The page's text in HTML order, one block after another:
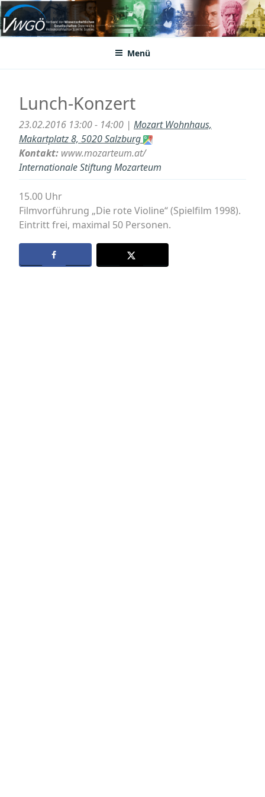
Zum
Inhalt
springenVWGÖ
Federation of Austrian Scientific Societies
Menü
Lunch-Konzert
23.02.2016 13:00 - 14:00 | Mozart Wohnhaus,
Makartplatz 8, 5020 Salzburg
Kontakt: www.mozarteum.at/
Internationale Stiftung Mozarteum
15.00 Uhr
Filmvorführung „Die rote Violine“ (Spielfilm 1998).
Eintritt frei, maximal 50 Personen.